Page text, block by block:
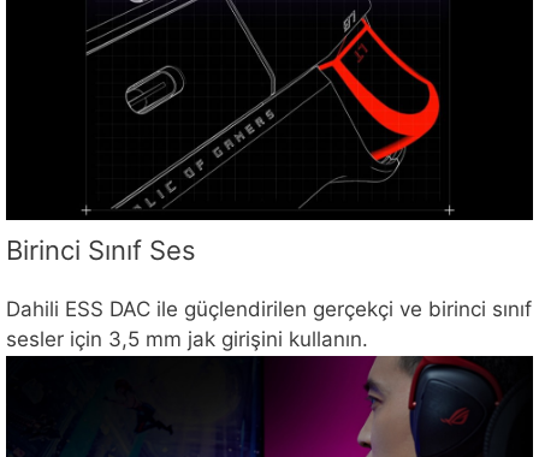
Birinci Sınıf Ses
Dahili ESS DAC ile güçlendirilen gerçekçi ve birinci sınıf
sesler için 3,5 mm jak girişini kullanın.